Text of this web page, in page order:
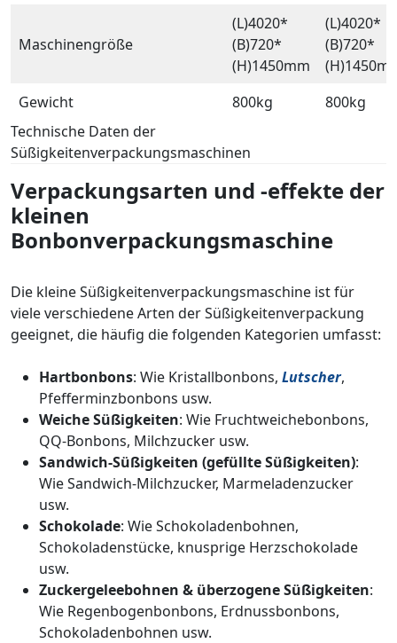
Maschinengröße
(L)4020*
(B)720*
(H)1450mm
(L)4020*
(B)720*
Gewicht
800kg
800kg
Technische Daten der
Süßigkeitenverpackungsmaschinen
Verpackungsarten und -effekte der
kleinen
Bonbonverpackungsmaschine
Die kleine Süßigkeitenverpackungsmaschine ist für
viele verschiedene Arten der Süßigkeitenverpackung
geeignet, die häufig die folgenden Kategorien umfasst:
Hartbonbons: Wie Kristallbonbons, Lutscher,
Pfefferminzbonbons usw.
Weiche Süßigkeiten: Wie Fruchtweichebonbons,
QQ-Bonbons, Milchzucker usw.
Sandwich-Süßigkeiten (gefüllte Süßigkeiten):
Wie Sandwich-Milchzucker, Marmeladenzucker
usw.
Schokolade: Wie Schokoladenbohnen,
Schokoladenstücke, knusprige Herzschokolade
usw.
Zuckergeleebohnen & überzogene Süßigkeiten:
Wie Regenbogenbonbons, Erdnussbonbons,
Schokoladenbohnen usw.